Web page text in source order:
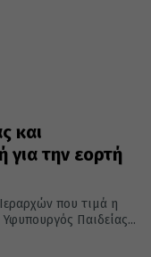
και
την εορτή
που τιμά η
Παιδείας...